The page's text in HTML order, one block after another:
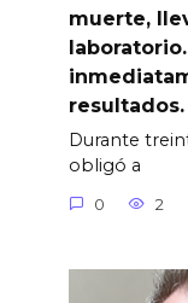
muerte,
resultados.
Durante
obligó a
0 2